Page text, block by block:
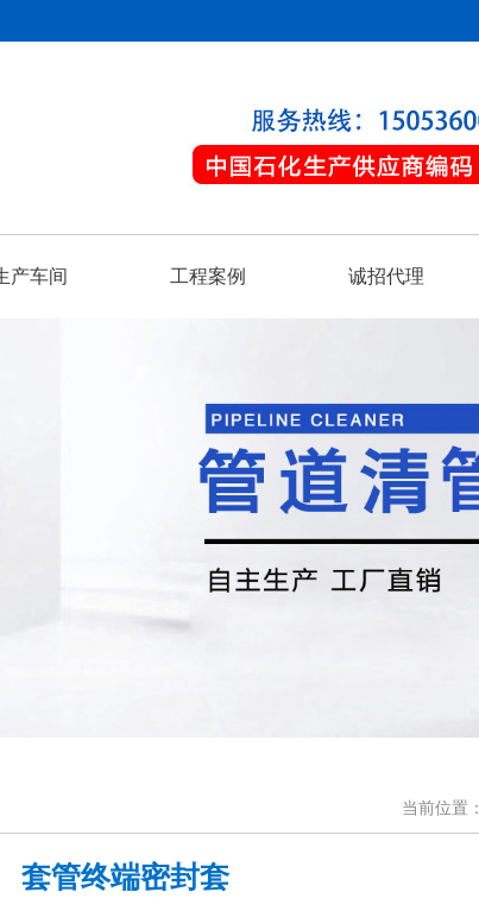
产车间 工程案例 诚招代理
当前位置：
套管终端密封套